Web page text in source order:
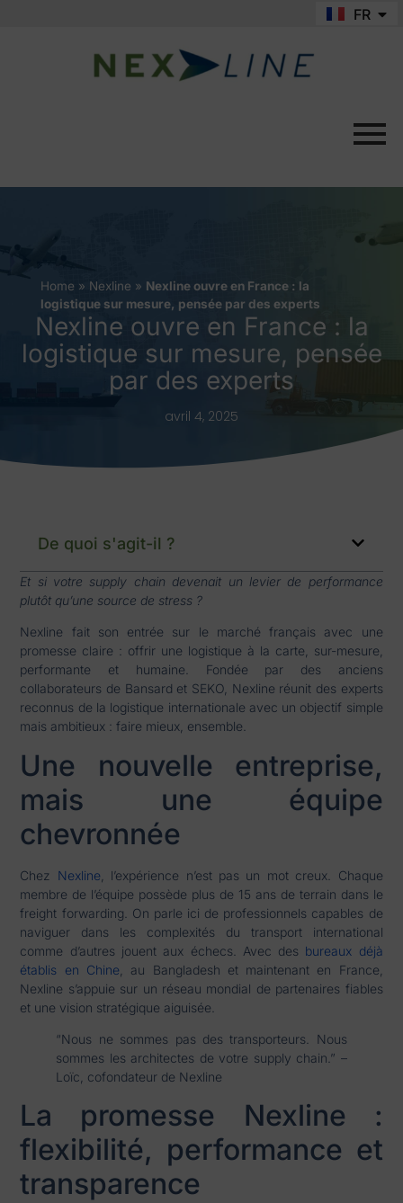
FR
EN
Home » Nexline » Nexline ouvre en France : la
logistique sur mesure, pensée par des experts
Nexline ouvre en France : la
logistique sur mesure, pensée
par des experts
avril 4, 2025
De quoi s'agit-il ?
Et si votre supply chain devenait un levier de performance
plutôt qu’une source de stress ?
Nexline fait son entrée sur le marché français avec une
promesse claire : offrir une logistique à la carte, sur-mesure,
performante et humaine. Fondée par des anciens
collaborateurs de Bansard et SEKO, Nexline réunit des experts
reconnus de la logistique internationale avec un objectif simple
mais ambitieux : faire mieux, ensemble.
Une nouvelle entreprise,
mais une équipe
chevronnée
Chez Nexline, l’expérience n’est pas un mot creux. Chaque
membre de l’équipe possède plus de 15 ans de terrain dans le
freight forwarding. On parle ici de professionnels capables de
naviguer dans les complexités du transport international
comme d’autres jouent aux échecs. Avec des bureaux déjà
établis en Chine, au Bangladesh et maintenant en France,
Nexline s’appuie sur un réseau mondial de partenaires fiables
et une vision stratégique aiguisée.
“Nous ne sommes pas des transporteurs. Nous
sommes les architectes de votre supply chain.” –
Loïc, cofondateur de Nexline
La promesse Nexline :
flexibilité, performance et
transparence